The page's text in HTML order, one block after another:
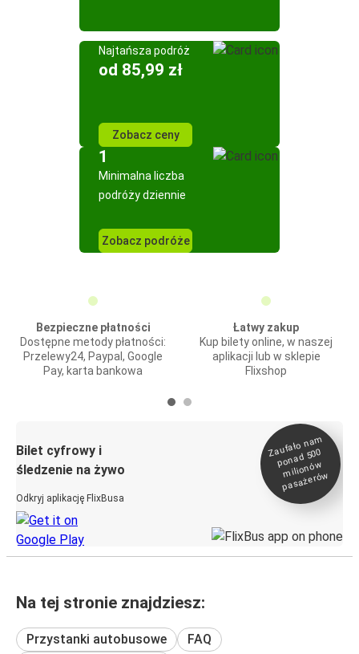
Najtańsza podróż
od 85,99 zł
Zobacz ceny
1
Minimalna liczba
podróży dziennie
Zobacz podróże
Bezpieczne płatności
Dostępne metody płatności:
Przelewy24, Paypal, Google
Pay, karta bankowa
Łatwy zakup
Kup bilety online, w naszej
aplikacji lub w sklepie
Flixshop
Bilet cyfrowy i
śledzenie na żywo
Odkryj aplikację FlixBusa
Zaufało na
m
ponad 500
milionó
w
pasażeró
w
Na tej stronie znajdziesz:
Przystanki autobusowe
FAQ